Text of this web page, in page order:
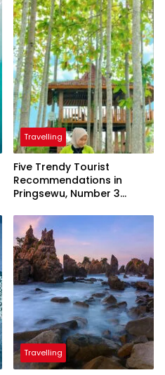
Travelling
Five Trendy Tourist
Recommendations in
Pringsewu, Number 3
President
Travelling